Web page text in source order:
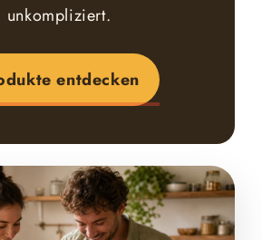
unkompliziert.
entdecken